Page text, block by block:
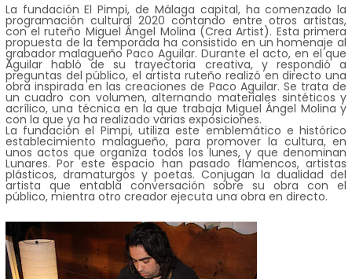
La fundación El Pimpi, de Málaga capital, ha comenzado la
programación cultural 2020 contando entre otros artistas,
con el ruteño Miguel Ángel Molina (Crea Artist). Esta primera
propuesta de la temporada ha consistido en un homenaje al
grabador malagueño Paco Aguilar. Durante el acto, en el que
Aguilar habló de su trayectoria creativa, y respondió a
preguntas del público, el artista ruteño realizó en directo una
obra inspirada en las creaciones de Paco Aguilar. Se trata de
un cuadro con volumen, alternando materiales sintéticos y
acrílico, una técnica en la que trabaja Miguel Ángel Molina y
con la que ya ha realizado varias exposiciones.
La fundación el Pimpi, utiliza este emblemático e histórico
establecimiento malagueño, para promover la cultura, en
unos actos que organiza todos los lunes, y que denominan
Lunares. Por este espacio han pasado flamencos, artistas
plásticos, dramaturgos y poetas. Conjugan la dualidad del
artista que entabla conversación sobre su obra con el
público, mientra otro creador ejecuta una obra en directo.